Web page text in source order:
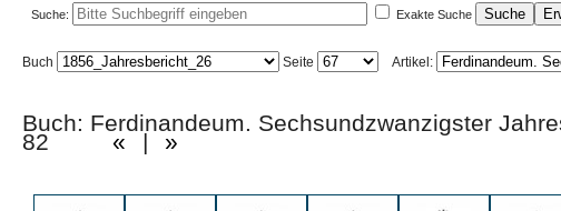
Suche: Exakte Suche
Buch Seite Artikel:
Buch: Ferdinandeum. Sechsundzwanzigster
82 « | »